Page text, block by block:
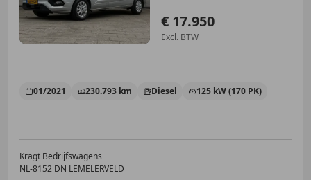
€ 17.950
Excl. BTW
01/2021 230.793 km Diesel 125 kW (170 PK)
Kragt Bedrijfswagens
NL-8152 DN LEMELERVELD